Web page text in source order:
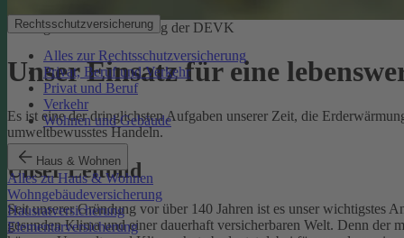
Rechtsschutzversicherung
Alles zur Rechtsschutzversicherung
Privat, Beruf und Verkehr
Privat und Beruf
Verkehr
Wohnen und Gebäude
Haus & Wohnen
Alles zu Haus & Wohnen
Wohngebäudeversicherung
Hausratversicherung
Elementarversicherung
Ökologische Verantwortung der DEVK
Unser Einsatz für eine
Es ist eine der dringlichsten Aufgaben unserer Zeit, die
umweltbewusstes Handeln.
Unser Leitbild
Seit unserer Gründung vor über 140 Jahren ist es unser wichtigstes
gesunden Klima und einer dauerhaft versicherbaren Welt. Denn der